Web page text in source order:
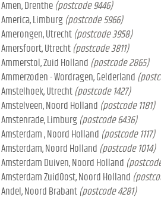
Drenthe (postcode 9446)
Limburg (postcode 5966)
Utrecht (postcode 3958)
Utrecht (postcode 3811)
Zuid Holland (postcode 2865)
- Wordragen, Gelderland
Utrecht (postcode 1427)
Noord Holland (postcode 1181)
Limburg (postcode 6436)
, Noord Holland (postcode 1117)
Noord Holland (postcode 1014)
Duiven, Noord Holland
ZuidOost, Noord Holland
Noord Brabant (postcode 4281)